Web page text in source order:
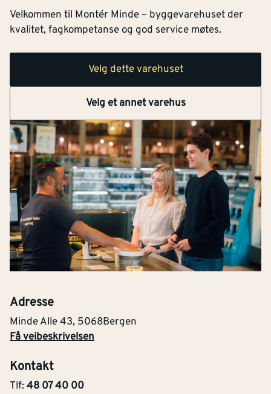
Velkommen til Montér Minde – byggevarehuset der
kvalitet, fagkompetanse og god service møtes.
Velg dette varehuset
Velg et annet varehus
Adresse
Minde Alle 43, 5068Bergen
Få veibeskrivelsen
Kontakt
Tlf: 48 07 40 00